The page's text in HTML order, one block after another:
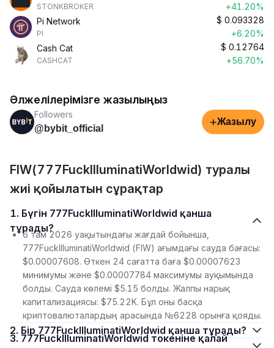
STONKBROKER
+41.20%
Pi Network
PI
$ 0.093328
+6.20%
Cash Cat
CASHCAT
$ 0.12764
+56.70%
Әлжелілерімізге жазылыңыз
Followers
@bybit_official
+Жазылу
FIW(777FuckIlluminatiWorldwid) туралы
жиі қойылатын сұрақтар
1. Бүгін 777FuckIlluminatiWorldwid қанша
тұрады?
6 там 2026 уақытындағы жағдай бойынша,
777FuckIlluminatiWorldwid (FIW) ағымдағы сауда бағасы:
$0.00007608. Өткен 24 сағатта баға $0.00007623
минимумы және $0.00007784 максимумы ауқымында
болды. Сауда көлемі $5.15 болды. Жалпы нарық
капитализациясы: $75.22K. Бұл оны басқа
криптовалюталардың арасында №6228 орынға қояды.
2. Бір 777FuckIlluminatiWorldwid қанша тұрады?
3. 777FuckIlluminatiWorldwid токеніне қалай